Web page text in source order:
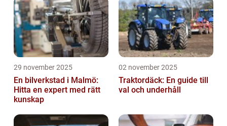
29 november 2025
En bilverkstad i Malmö:
Hitta en expert med rätt
kunskap
02 november 2025
Traktordäck: En guide till
val och underhåll